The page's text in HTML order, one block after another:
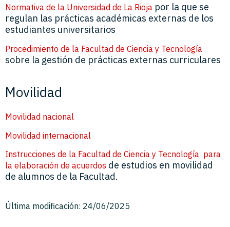
Normativa de la Universidad de La Rioja por la que se
regulan las prácticas académicas externas de los
estudiantes universitarios
Procedimiento de la Facultad de Ciencia y Tecnología
sobre la gestión de prácticas externas curriculares
Movilidad
Movilidad nacional
Movilidad internacional
Instrucciones de la Facultad de Ciencia y Tecnología para
la elaboración de acuerdos de estudios en movilidad
de alumnos de la Facultad.
Última modificación: 24/06/2025